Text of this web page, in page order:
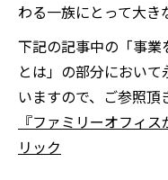
わる一族にとって大き
下記の記事中の「事
とは」の部分におい
いますので、ご参照頂
『ファミリーオフィ
リック